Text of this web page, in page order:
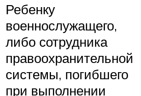
Ребенку
военнослужащего,
либо сотрудника
правоохранительной
системы, погибшего
при выполнении